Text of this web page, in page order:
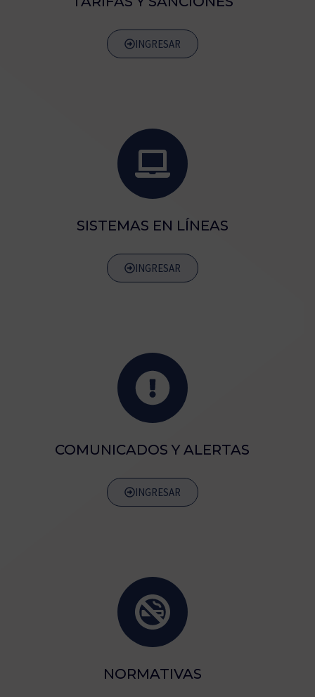
INGRESAR
SISTEMAS EN LÍNEAS
INGRESAR
COMUNICADOS Y ALERTAS
INGRESAR
NORMATIVAS